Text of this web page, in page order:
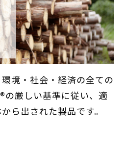
境・社会・経済の全ての
の厳しい基準に従い、適
ら出された製品です。